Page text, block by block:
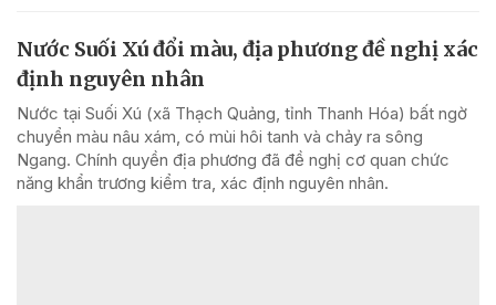
Nước Suối Xú đổi màu, địa phương đề nghị xác
định nguyên nhân
Nước tại Suối Xú (xã Thạch Quảng, tỉnh Thanh Hóa) bất ngờ
chuyển màu nâu xám, có mùi hôi tanh và chảy ra sông
Ngang. Chính quyền địa phương đã đề nghị cơ quan chức
năng khẩn trương kiểm tra, xác định nguyên nhân.